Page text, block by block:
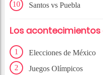
Santos vs Puebla
Los
Elecciones de México
Juegos Olímpicos